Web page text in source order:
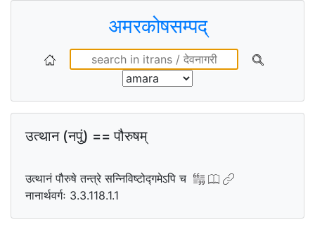
अमरकोषसम्पद्
उत्थान (नपुं) == पौरुषम्
उत्थानं पौरुषे तन्त्रे सन्निविष्टोद्गमेऽपि च
नानार्थवर्गः 3.3.118.1.1